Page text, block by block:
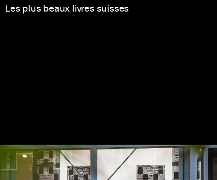
Les plus beaux livres suisses